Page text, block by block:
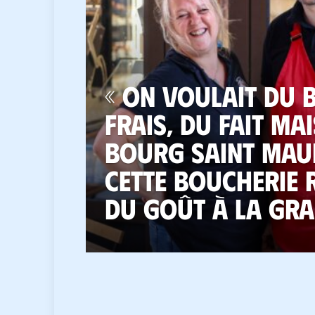
« On voulait du
frais, du fait
Bourg Saint
cette boucherie
du goût à la